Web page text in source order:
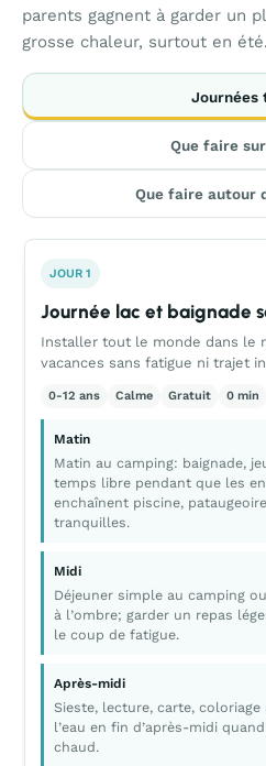
parents gagnent à garder un
grosse chaleur, surtout en été.
Journées
Que faire
Que faire autour
JOUR 1
Journée lac et baignade
Installer tout le monde dans le
vacances sans fatigue ni trajet
0-12 ans Calme Gratuit 0 min
Matin
Matin au camping: baignade,
temps libre pendant que les
enchaînent piscine,
tranquilles.
Midi
Déjeuner simple au camping
à l’ombre; garder un repas
le coup de fatigue.
Après-midi
Sieste, lecture, carte,
l’eau en fin d’après-midi
chaud.